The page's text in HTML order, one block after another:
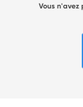
Vous n'avez